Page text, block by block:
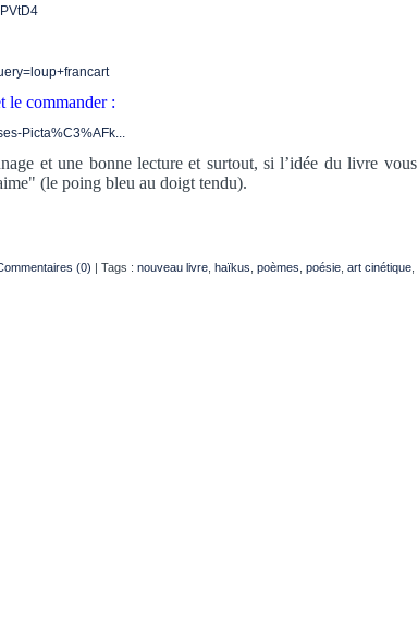
le commander :
Picta%C3%AFk...
et une bonne lecture et surtout, si l’idée du livre vous
(le poing bleu au doigt tendu).
(0) | Tags : nouveau livre, haïkus poèmes poésie, art cinétique,